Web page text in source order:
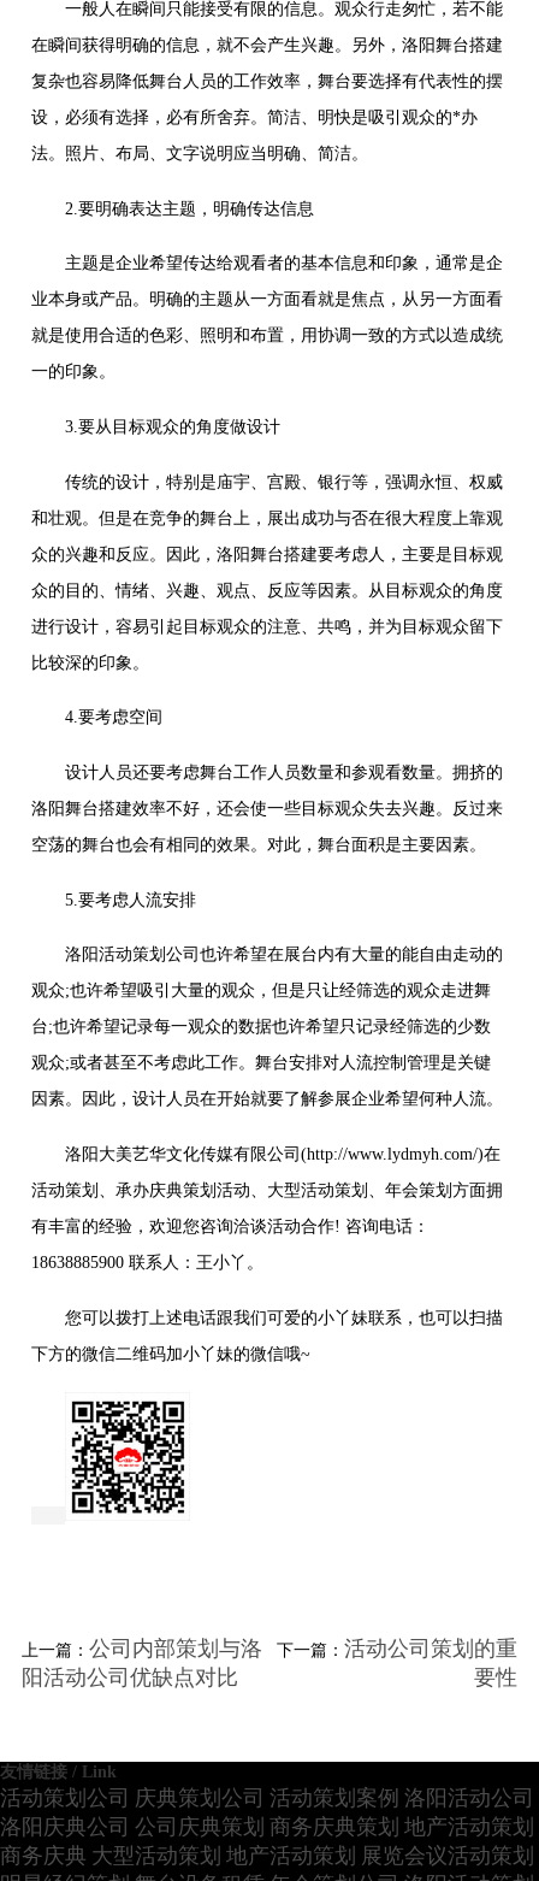
一般人在瞬间只能接受有限的信息。观众行走匆忙，若不能
在瞬间获得明确的信息，就不会产生兴趣。另外，洛阳舞台搭建
复杂也容易降低舞台人员的工作效率，舞台要选择有代表性的摆
设，必须有选择，必有所舍弃。简洁、明快是吸引观众的*办
法。照片、布局、文字说明应当明确、简洁。
2.要明确表达主题，明确传达信息
主题是企业希望传达给观看者的基本信息和印象，通常是企
业本身或产品。明确的主题从一方面看就是焦点，从另一方面看
就是使用合适的色彩、照明和布置，用协调一致的方式以造成统
一的印象。
3.要从目标观众的角度做设计
传统的设计，特别是庙宇、宫殿、银行等，强调永恒、权威
和壮观。但是在竞争的舞台上，展出成功与否在很大程度上靠观
众的兴趣和反应。因此，洛阳舞台搭建要考虑人，主要是目标观
众的目的、情绪、兴趣、观点、反应等因素。从目标观众的角度
进行设计，容易引起目标观众的注意、共鸣，并为目标观众留下
比较深的印象。
4.要考虑空间
设计人员还要考虑舞台工作人员数量和参观看数量。拥挤的
洛阳舞台搭建效率不好，还会使一些目标观众失去兴趣。反过来
空荡的舞台也会有相同的效果。对此，舞台面积是主要因素。
5.要考虑人流安排
洛阳活动策划公司也许希望在展台内有大量的能自由走动的
观众;也许希望吸引大量的观众，但是只让经筛选的观众走进舞
台;也许希望记录每一观众的数据也许希望只记录经筛选的少数
观众;或者甚至不考虑此工作。舞台安排对人流控制管理是关键
因素。因此，设计人员在开始就要了解参展企业希望何种人流。
洛阳大美艺华文化传媒有限公司(http://www.lydmyh.com/)在
活动策划、承办庆典策划活动、大型活动策划、年会策划方面拥
有丰富的经验，欢迎您咨询洽谈活动合作! 咨询电话：
18638885900 联系人：王小丫。
您可以拨打上述电话跟我们可爱的小丫妹联系，也可以扫描
下方的微信二维码加小丫妹的微信哦~
上一篇： 公司内部策划与洛
阳活动公司优缺点对比
下一篇：活动公司策划的重
要性
友情链接 / Link
活动策划公司 庆典策划公司 活动策划案例 洛阳活动公司
洛阳庆典公司 公司庆典策划 商务庆典策划 地产活动策划
商务庆典 大型活动策划 地产活动策划 展览会议活动策划